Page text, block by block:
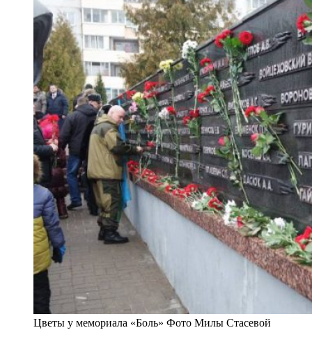
Цветы у мемориала «Боль» Фото Милы Стасевой